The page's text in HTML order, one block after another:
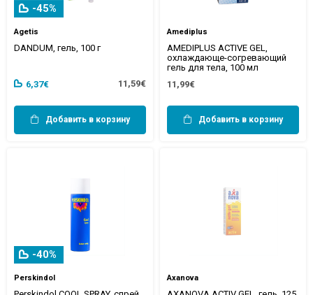
-45%
Agetis
DANDUM, гель, 100 г
6,37€ 11,59€
Добавить в корзину
Amediplus
AMEDIPLUS ACTIVE GEL,
охлаждающе-согревающий
гель для тела, 100 мл
11,99€
Добавить в корзину
-40%
Perskindol Axanova